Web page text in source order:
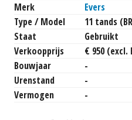
Merk
Evers
Type / Model
11 tands
Staat
Gebruikt
Verkoopprijs
€ 950 (excl.
Bouwjaar
-
Urenstand
-
Vermogen
-